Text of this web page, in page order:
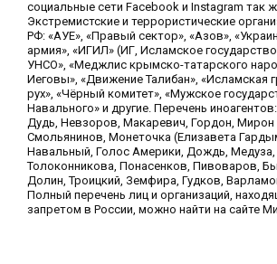
социальные сети Facebook и Instagram так
Экстремистские и террористические
РФ: «АУЕ», «Правый сектор», «Азов»,
армия», «ИГИЛ» (ИГ, Исламское
УНСО», «Меджлис крымско-татарского
Иеговы», «Движение Талибан», «Исламская
рух», «Чёрный комитет», «Мужское
Навального» и другие. Перечень
Дудь, Невзоров, Макаревич, Гордон,
Смольянинов, Монеточка (Елизавета
Навальный, Голос Америки, Дождь, Медуза,
Толоконникова, Понасенков, Пивоваров,
Долин, Троицкий, Земфира, Гудков,
Полный перечень лиц и организаций,
запретом в России, можно найти на сайте